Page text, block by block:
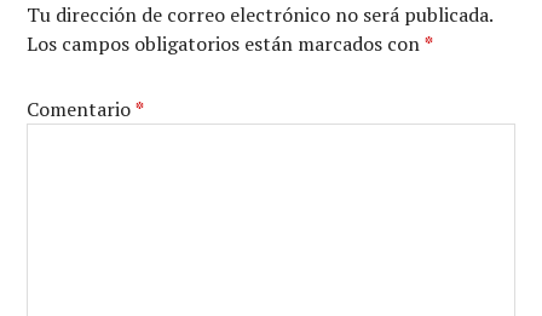
Tu dirección de correo electrónico no será publicada.
Los campos obligatorios están marcados con*
Comentario*